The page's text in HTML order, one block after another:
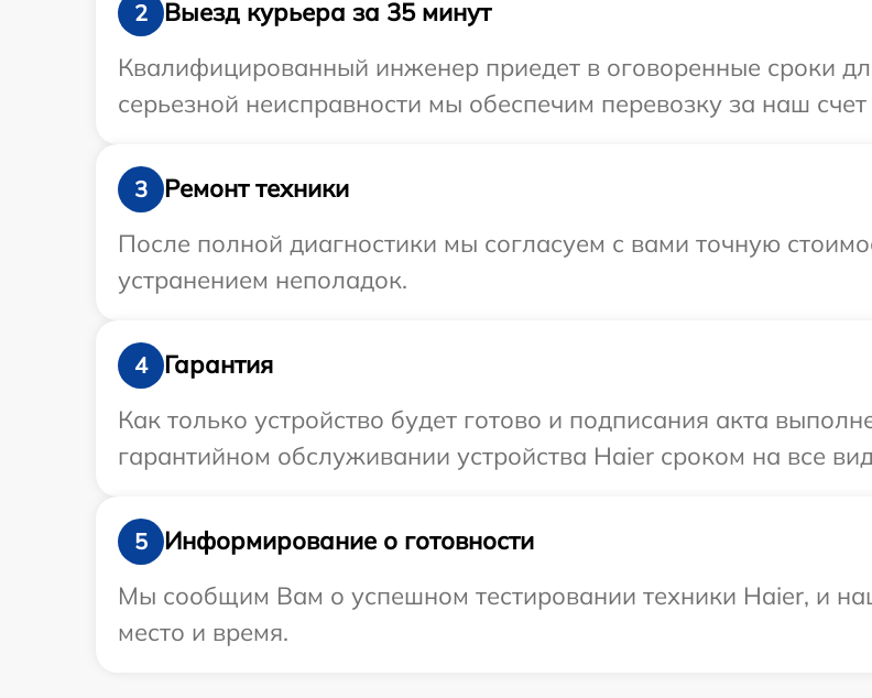
2
Выезд курьера за 35 минут
Квалифицированный инженер приедет в оговоренные сроки
серьезной неисправности мы обеспечим перевозку за наш
3
Ремонт техники
После полной диагностики мы согласуем с вами точную
устранением неполадок.
4
Гарантия
Как только устройство будет готово и подписания акта
гарантийном обслуживании устройства Haier сроком на все
5
Информирование о готовности
Мы сообщим Вам о успешном тестировании техники Haier, и
место и время.